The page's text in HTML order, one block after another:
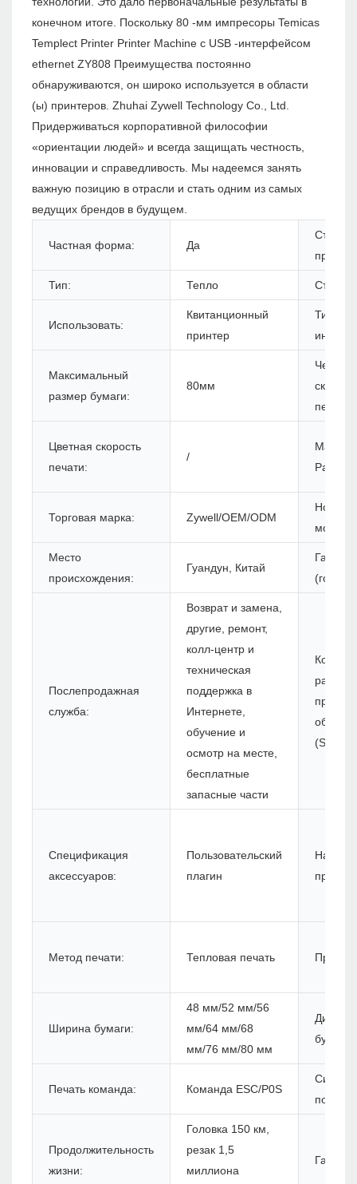
конечном итоге. Поскольку 80 -мм импресоры Temicas
Templect Printer Printer Machine с USB -интерфейсом
ethernet ZY808 Преимущества постоянно
обнаруживаются, он широко используется в области
(ы) принтеров. Zhuhai Zywell Technology Co., Ltd.
Придерживаться корпоративной философии
«ориентации людей» и всегда защищать честность,
инновации и справедливость. Мы надеемся занять
важную позицию в отрасли и стать одним из самых
ведущих брендов в будущем.
Частная форма: Да
Статус
Тип: Тепло Стиль:
Использовать:
Квитанционный
принтер
Тип
Максимальный
размер бумаги:
80мм
Черная
печати:
Цветная скорость
печати:
/
Торговая марка: Zywell/OEM/ODM
Номер
модели:
Место
происхождения:
Гуандун, Китай
(год):
Послепродажная
служба:
Возврат и замена,
другие, ремонт,
колл-центр и
техническая
поддержка в
Интернете,
обучение и
осмотр на месте,
бесплатные
запасные части
(SDK):
Спецификация
аксессуаров:
Пользовательский
плагин
Метод печати: Тепловая печать
Ширина бумаги:
48 мм/52 мм/56
мм/64 мм/68
мм/76 мм/80 мм
бумаги:
Печать команда: Команда ESC/P0S
Продолжительность
жизни:
Головка 150 км,
резак 1,5
миллиона